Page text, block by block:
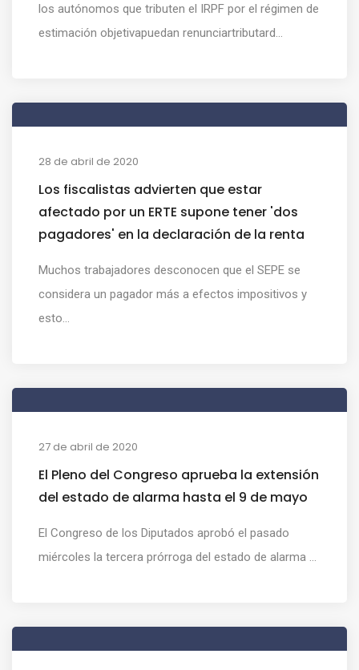
los autónomos que tributen el IRPF por el régimen de
estimación objetivapuedan renunciartributard...
28 de abril de 2020
Los fiscalistas advierten que estar
afectado por un ERTE supone tener 'dos
pagadores' en la declaración de la renta
Muchos trabajadores desconocen que el SEPE se
considera un pagador más a efectos impositivos y
esto...
27 de abril de 2020
El Pleno del Congreso aprueba la extensión
del estado de alarma hasta el 9 de mayo
El Congreso de los Diputados aprobó el pasado
miércoles la tercera prórroga del estado de alarma ...